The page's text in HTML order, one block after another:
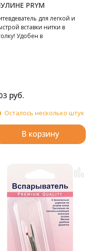
PRYM
для легкой и
вставки нитки в
Удобен в
руб.
Осталось несколько штук
В корзину